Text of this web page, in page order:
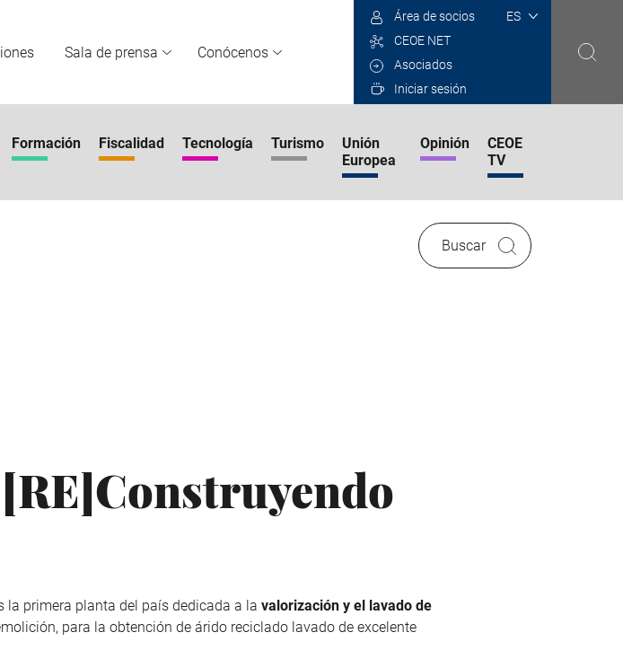
Sala de prensa Conócenos
Select
Área de socios
CEOE NET
Asociados
Iniciar sesión
Formación Fiscalidad Tecnología Turismo
Unión
Europea
Opinión
CEOE
TV
Buscar
la primera planta del país dedicada a la valorización y el lavado de
para la obtención de árido reciclado lavado de excelente